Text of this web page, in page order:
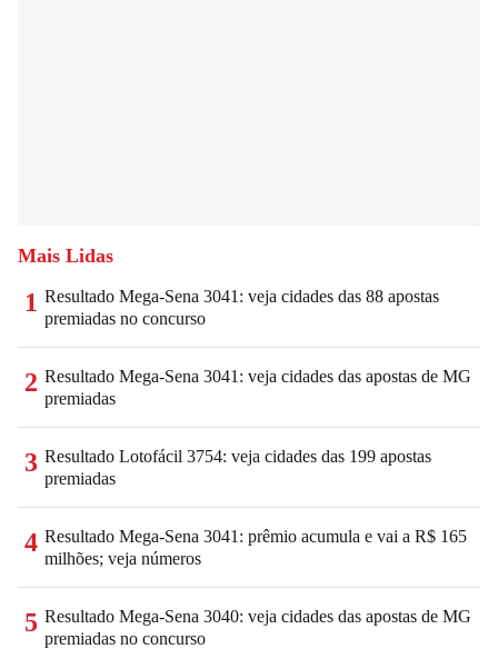
Mais Lidas
1 Resultado Mega-Sena 3041: veja cidades das 88 apostas
premiadas no concurso
2 Resultado Mega-Sena 3041: veja cidades das apostas de MG
premiadas
3 Resultado Lotofácil 3754: veja cidades das 199 apostas
premiadas
4 Resultado Mega-Sena 3041: prêmio acumula e vai a R$ 165
milhões; veja números
5 Resultado Mega-Sena 3040: veja cidades das apostas de MG
premiadas no concurso